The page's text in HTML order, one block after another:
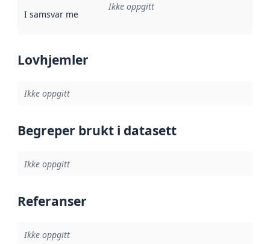
I samsvar med Referanse til en implementasjonsregel
Ikke oppgitt
Lovhjemler
Ikke oppgitt
Begreper brukt i datasett
Ikke oppgitt
Referanser
Ikke oppgitt